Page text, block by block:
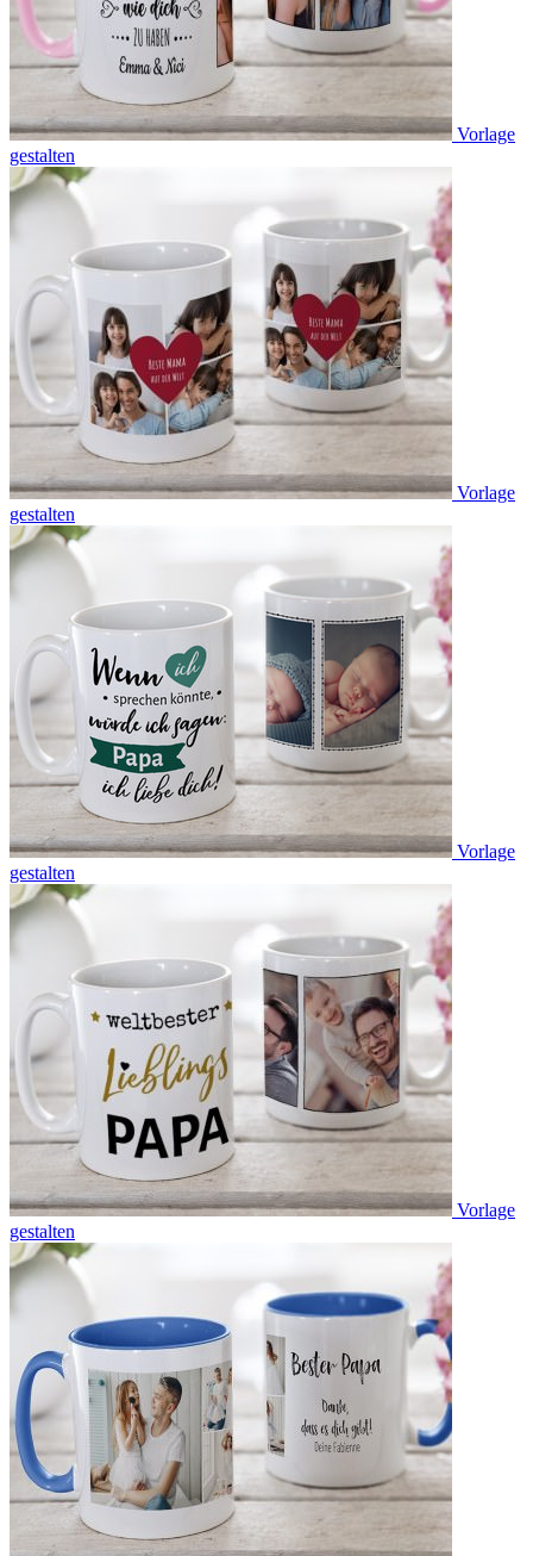
Vorlage
gestalten
Vorlage
gestalten
Vorlage
gestalten
Vorlage
gestalten